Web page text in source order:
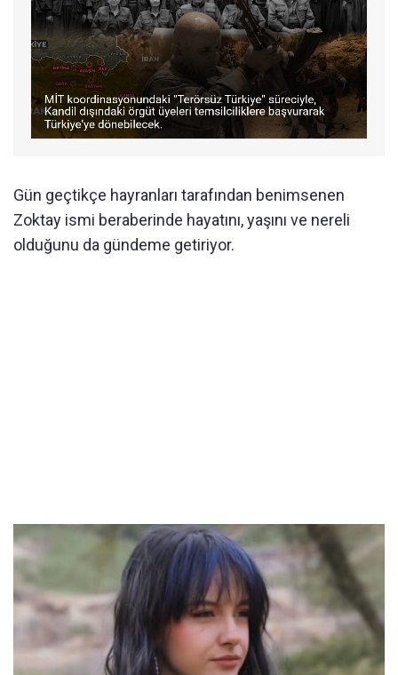
Gün geçtikçe hayranları tarafından benimsenen
Zoktay ismi beraberinde hayatını, yaşını ve nereli
olduğunu da gündeme getiriyor.